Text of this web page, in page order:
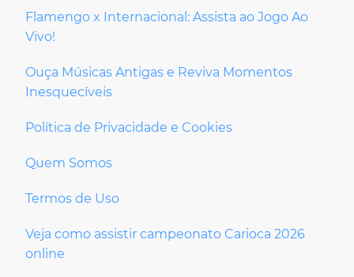
Flamengo x Internacional: Assista ao Jogo Ao
Vivo!
Ouça Músicas Antigas e Reviva Momentos
Inesquecíveis
Política de Privacidade e Cookies
Quem Somos
Termos de Uso
Veja como assistir campeonato Carioca 2026
online